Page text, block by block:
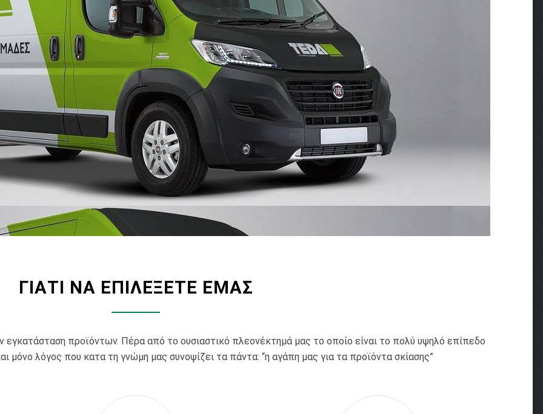
ΓΙΑΤΙ ΝΑ ΕΠΙΛΕΞΕΤΕ ΕΜΑΣ
εγκατάσταση προϊόντων. Πέρα από το ουσιαστικό πλεονέκτημά μας το οποίο είναι το πολύ υψηλό επίπεδο
μόνο λόγος που κατα τη γνώμη μας συνοψίζει τα πάντα: “η αγάπη μας για τα προϊόντα σκίασης”